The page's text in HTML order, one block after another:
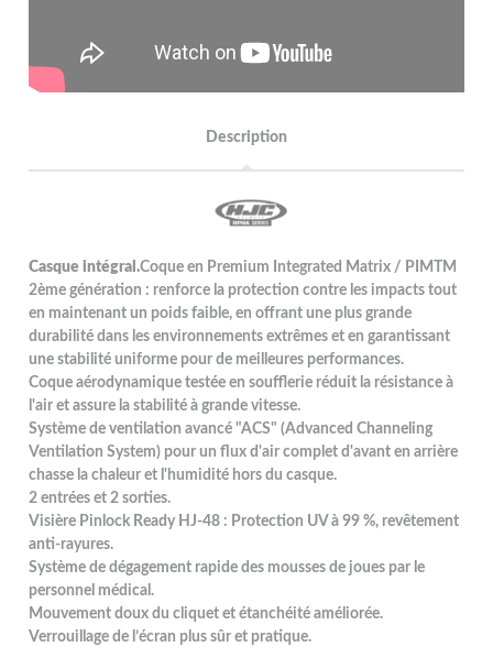
Description
Casque intégral.Coque en Premium Integrated Matrix / PIMTM
2ème génération : renforce la protection contre les impacts tout
en maintenant un poids faible, en offrant une plus grande
durabilité dans les environnements extrêmes et en garantissant
une stabilité uniforme pour de meilleures performances.
Coque aérodynamique testée en soufflerie réduit la résistance à
l'air et assure la stabilité à grande vitesse.
Système de ventilation avancé "ACS" (Advanced Channeling
Ventilation System) pour un flux d'air complet d'avant en arrière
chasse la chaleur et l'humidité hors du casque.
2 entrées et 2 sorties.
Visière Pinlock Ready HJ-48 : Protection UV à 99 %, revêtement
anti-rayures.
Système de dégagement rapide des mousses de joues par le
personnel médical.
Mouvement doux du cliquet et étanchéité améliorée.
Verrouillage de l’écran plus sûr et pratique.